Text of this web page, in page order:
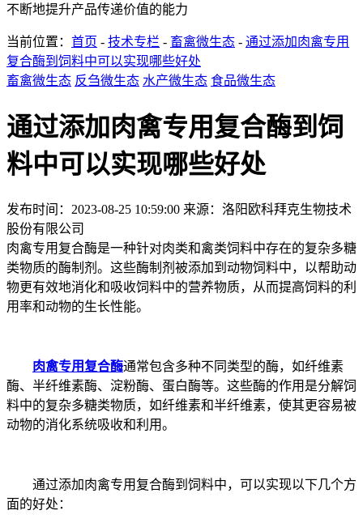
不断地提升产品传递价值的能力
当前位置： 首页 - 技术专栏 - 畜禽微生态 - 通过添加肉禽专用
复合酶到饲料中可以实现哪些好处
畜禽微生态 反刍微生态 水产微生态 食品微生态
通过添加肉禽专用复合酶到饲
料中可以实现哪些好处
发布时间：2023-08-25 10:59:00 来源：洛阳欧科拜克生物技术
股份有限公司
肉禽专用复合酶是一种针对肉类和禽类饲料中存在的复杂多糖
类物质的酶制剂。这些酶制剂被添加到动物饲料中，以帮助动
物更有效地消化和吸收饲料中的营养物质，从而提高饲料的利
用率和动物的生长性能。
肉禽专用复合酶通常包含多种不同类型的酶，如纤维素
酶、半纤维素酶、淀粉酶、蛋白酶等。这些酶的作用是分解饲
料中的复杂多糖类物质，如纤维素和半纤维素，使其更容易被
动物的消化系统吸收和利用。
通过添加肉禽专用复合酶到饲料中，可以实现以下几个方
面的好处：